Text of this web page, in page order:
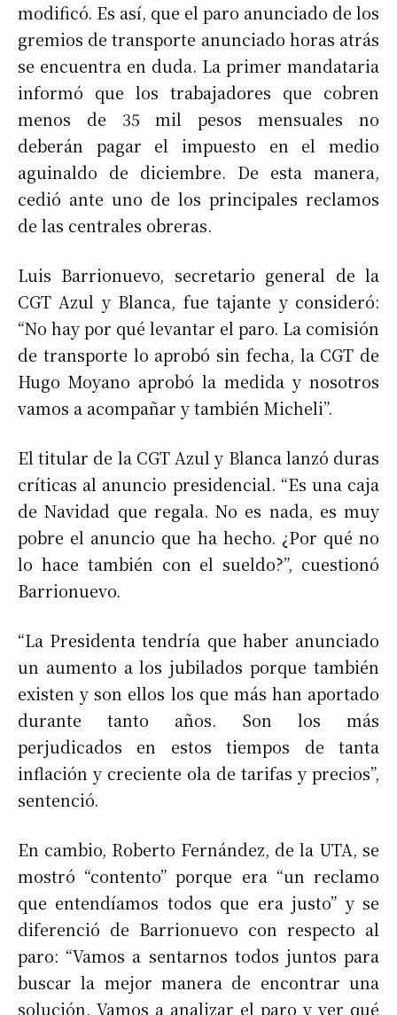
modificó. Es así, que el paro anunciado de los
gremios de transporte anunciado horas atrás
se encuentra en duda. La primer mandataria
informó que los trabajadores que cobren
menos de 35 mil pesos mensuales no
deberán pagar el impuesto en el medio
aguinaldo de diciembre. De esta manera,
cedió ante uno de los principales reclamos
de las centrales obreras.
Luis Barrionuevo, secretario general de la
CGT Azul y Blanca, fue tajante y consideró:
“No hay por qué levantar el paro. La comisión
de transporte lo aprobó sin fecha, la CGT de
Hugo Moyano aprobó la medida y nosotros
vamos a acompañar y también Micheli”.
El titular de la CGT Azul y Blanca lanzó duras
críticas al anuncio presidencial. “Es una caja
de Navidad que regala. No es nada, es muy
pobre el anuncio que ha hecho. ¿Por qué no
lo hace también con el sueldo?”, cuestionó
Barrionuevo.
“La Presidenta tendría que haber anunciado
un aumento a los jubilados porque también
existen y son ellos los que más han aportado
durante tanto años. Son los más
perjudicados en estos tiempos de tanta
inflación y creciente ola de tarifas y precios”,
sentenció.
En cambio, Roberto Fernández, de la UTA, se
mostró “contento” porque era “un reclamo
que entendíamos todos que era justo” y se
diferenció de Barrionuevo con respecto al
paro: “Vamos a sentarnos todos juntos para
buscar la mejor manera de encontrar una
solución. Vamos a analizar el paro y ver qué